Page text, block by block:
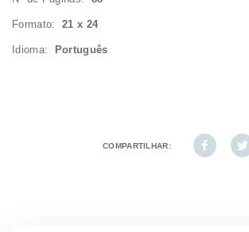
Formato: 21 x 24
Idioma: Português
COMPARTILHAR: